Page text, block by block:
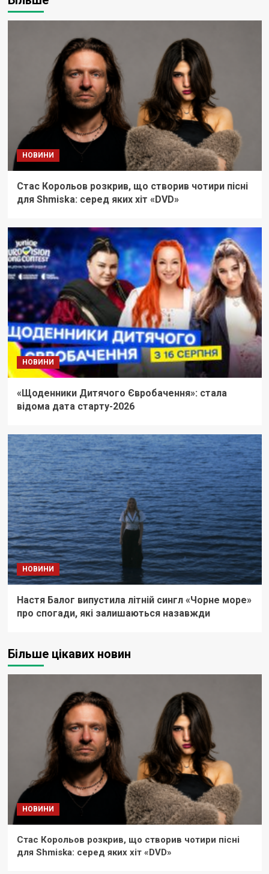
НОВИНИ
Стас Корольов розкрив, що створив чотири пісні
для Shmiska: серед яких хіт «DVD»
НОВИНИ
«Щоденники Дитячого Євробачення»: стала
відома дата старту-2026
НОВИНИ
Настя Балог випустила літній сингл «Чорне море»
про спогади, які залишаються назавжди
Більше цікавих новин
НОВИНИ
Стас Корольов розкрив, що створив чотири пісні
для Shmiska: серед яких хіт «DVD»